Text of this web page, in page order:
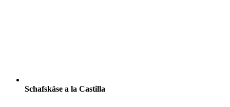
Schafskäse a la Castilla